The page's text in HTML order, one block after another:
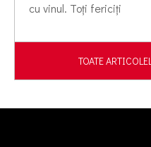
cu vinul. Toți fericiți
TOATE